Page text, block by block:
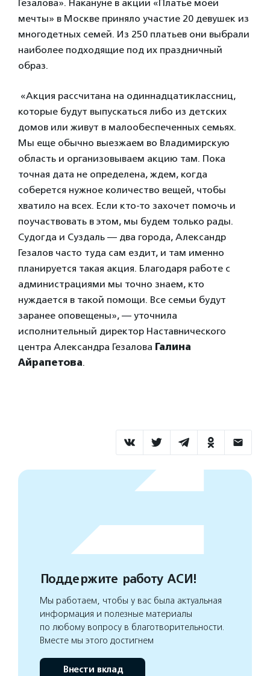
Гезалова». Накануне в акции «Платье моей
мечты» в Москве приняло участие 20 девушек из
многодетных семей. Из 250 платьев они выбрали
наиболее подходящие под их праздничный
образ.
«Акция рассчитана на одиннадцатиклассниц,
которые будут выпускаться либо из детских
домов или живут в малообеспеченных семьях.
Мы еще обычно выезжаем во Владимирскую
область и организовываем акцию там. Пока
точная дата не определена, ждем, когда
соберется нужное количество вещей, чтобы
хватило на всех. Если кто-то захочет помочь и
поучаствовать в этом, мы будем только рады.
Судогда и Суздаль — два города, Александр
Гезалов часто туда сам ездит, и там именно
планируется такая акция. Благодаря работе с
администрациями мы точно знаем, кто
нуждается в такой помощи. Все семьи будут
заранее оповещены», — уточнила
исполнительный директор Наставнического
центра Александра Гезалова Галина
Айрапетова.
Поддержите работу АСИ!
Мы работаем, чтобы у вас была актуальная
информация и полезные материалы
по любому вопросу в благотворительности.
Вместе мы этого достигнем
Внести вклад